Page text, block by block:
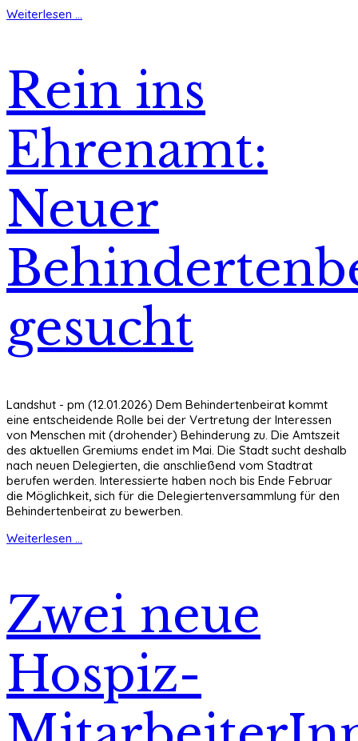
Weiterlesen ...
Rein ins
Ehrenamt:
Neuer
gesucht
Landshut - pm (12.01.2026) Dem Behindertenbeirat kommt
eine entscheidende Rolle bei der Vertretung der Interessen
von Menschen mit (drohender) Behinderung zu. Die Amtszeit
des aktuellen Gremiums endet im Mai. Die Stadt sucht deshalb
nach neuen Delegierten, die anschließend vom Stadtrat
berufen werden. Interessierte haben noch bis Ende Februar
die Möglichkeit, sich für die Delegiertenversammlung für den
Behindertenbeirat zu bewerben.
Weiterlesen ...
Zwei neue
Hospiz-